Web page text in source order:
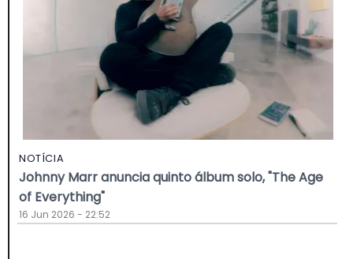
NOTÍCIA
Johnny Marr anuncia quinto álbum solo, "The Age
of Everything"
16 Jun 2026 - 22:52